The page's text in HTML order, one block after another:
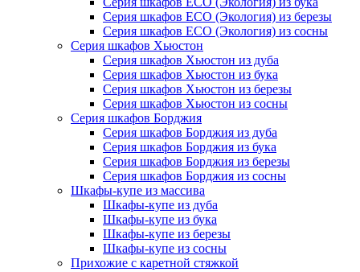
Серия шкафов ECO (Экология) из березы
Серия шкафов ECO (Экология) из сосны
Серия шкафов Хьюстон
Серия шкафов Хьюстон из дуба
Серия шкафов Хьюстон из бука
Серия шкафов Хьюстон из березы
Серия шкафов Хьюстон из сосны
Серия шкафов Борджия
Серия шкафов Борджия из дуба
Серия шкафов Борджия из бука
Серия шкафов Борджия из березы
Серия шкафов Борджия из сосны
Шкафы-купе из массива
Шкафы-купе из дуба
Шкафы-купе из бука
Шкафы-купе из березы
Шкафы-купе из сосны
Прихожие с каретной стяжкой